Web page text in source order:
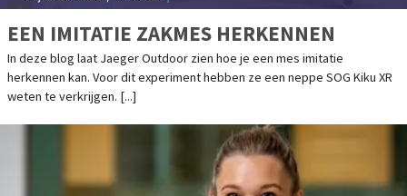
EEN IMITATIE ZAKMES HERKENNEN
In deze blog laat Jaeger Outdoor zien hoe je een mes imitatie
herkennen kan. Voor dit experiment hebben ze een neppe SOG Kiku XR
weten te verkrijgen. [...]